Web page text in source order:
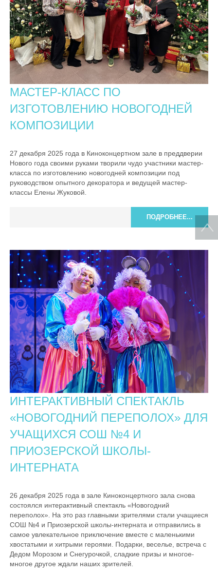
МАСТЕР-КЛАСС ПО
ИЗГОТОВЛЕНИЮ НОВОГОДНЕЙ
КОМПОЗИЦИИ
27 декабря 2025 года в Киноконцертном зале в преддверии
Нового года своими руками творили чудо участники мастер-
класса по изготовлению новогодней композиции под
руководством опытного декоратора и ведущей мастер-
классы Елены Жуковой.
ПОДРОБНЕЕ...
ИНТЕРАКТИВНЫЙ СПЕКТАКЛЬ
«НОВОГОДНИЙ ПЕРЕПОЛОХ» ДЛЯ
УЧАЩИХСЯ СОШ №4 И
ПРИОЗЕРСКОЙ ШКОЛЫ-
ИНТЕРНАТА
26 декабря 2025 года в зале Киноконцертного зала снова
состоялся интерактивный спектакль «Новогодний
переполох». На это раз главными зрителями стали учащиеся
СОШ №4 и Приозерской школы-интерната и отправились в
самое увлекательное приключение вместе с маленькими
хвостатыми и хитрыми героями. Подарки, веселье, встреча с
Дедом Морозом и Снегурочкой, сладкие призы и многое-
многое другое ждали наших зрителей.